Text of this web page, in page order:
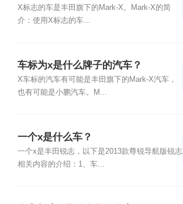
X标志的车是丰田旗下的Mark-X。Mark-X的简
介：使用X标志的车...
车标为x是什么牌子的汽车？
X车标的汽车有可能是丰田旗下的Mark-X汽车，
也有可能是小鹏汽车。M...
一个x是什么车？
一个x是丰田锐志，以下是2013款尊锐导航版锐志
相关内容的介绍：1、车...